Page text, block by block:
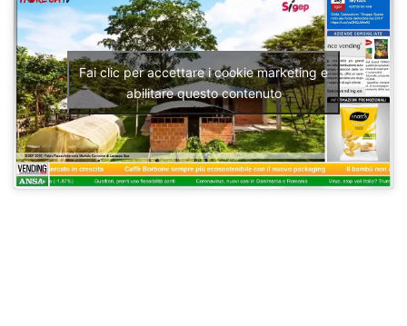
Fai clic per accettare i cookie marketing e
abilitare questo contenuto